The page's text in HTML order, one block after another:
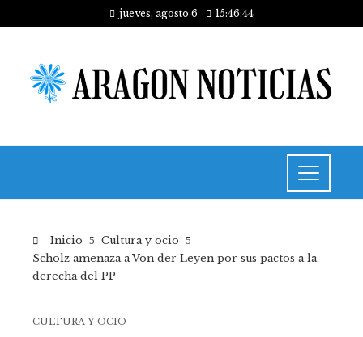
jueves, agosto 6 15:46:44
Inicio
Cultura y ocio
Scholz amenaza a Von der Leyen por sus pactos a la
derecha del PP
CULTURA Y OCIO